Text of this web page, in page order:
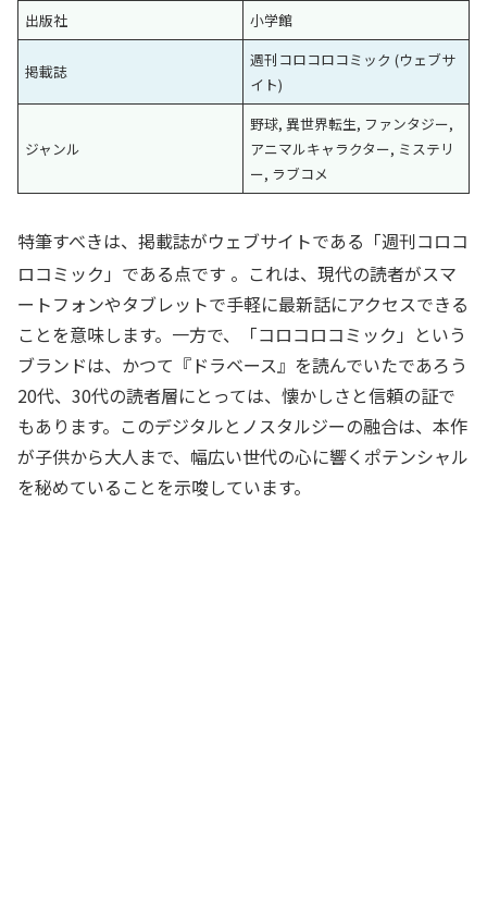
出版社
小学館
掲載誌
週刊コロコロコミック (ウェブサ
イト)
ジャンル
野球, 異世界転生, ファンタジー,
アニマルキャラクター, ミステリ
ー, ラブコメ
特筆すべきは、掲載誌がウェブサイトである「週刊コロコ
ロコミック」である点です 。これは、現代の読者がスマ
ートフォンやタブレットで手軽に最新話にアクセスできる
ことを意味します。一方で、「コロコロコミック」という
ブランドは、かつて『ドラベース』を読んでいたであろう
20代、30代の読者層にとっては、懐かしさと信頼の証で
もあります。このデジタルとノスタルジーの融合は、本作
が子供から大人まで、幅広い世代の心に響くポテンシャル
を秘めていることを示唆しています。